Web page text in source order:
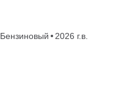
Бензиновый
2026 г.в.